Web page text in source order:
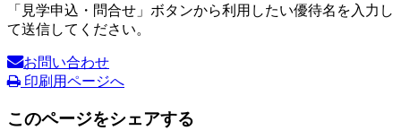
「見学申込・問合せ」ボタンから利用したい優待名を入力し
て送信してください。
お問い合わせ
印刷用ページへ
このページをシェアする